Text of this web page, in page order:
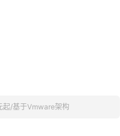
/基于Vmware架构